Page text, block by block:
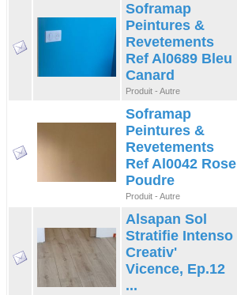
Soframap
Peintures &
Revetements
Ref Al0689 Bleu
Canard
Produit - Autre
Soframap
Peintures &
Revetements
Ref Al0042 Rose
Poudre
Produit - Autre
Alsapan Sol
Stratifie Intenso
Creativ'
Vicence, Ep.12
...